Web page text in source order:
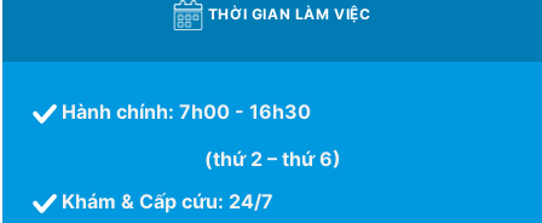
THỜI GIAN LÀM VIỆC
Hành chính: 7h00 - 16h30
(thứ 2 – thứ 6)
Khám & Cấp cứu: 24/7